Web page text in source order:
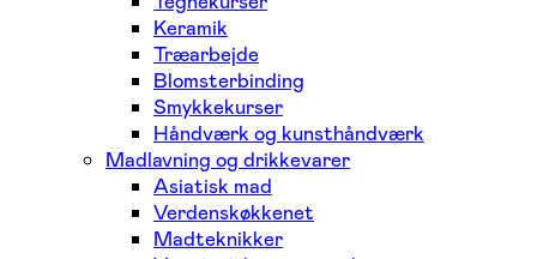
Keramik
Træarbejde
Blomsterbinding
Smykkekurser
Håndværk og kunsthåndværk
Madlavning og drikkevarer
Asiatisk mad
Verdenskøkkenet
Madteknikker